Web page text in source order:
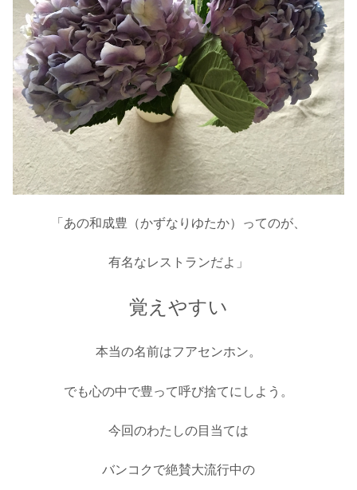
「あの和成豊（かずなりゆたか）ってのが、
有名なレストランだよ」
覚えやすい
本当の名前はフアセンホン。
でも心の中で豊って呼び捨てにしよう。
今回のわたしの目当ては
バンコクで絶賛大流行中の